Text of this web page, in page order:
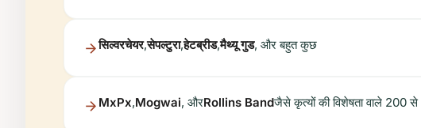
सिल्वरचेयर,सेपल्टुरा,हेटब्रीड,मैथ्यू गुड, और बहुत कुछ
MxPx,Mogwai, औरRollins Bandजैसे कृत्यों की विशेषता वाले 200